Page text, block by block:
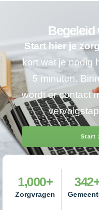
Begeleid
Start hier je
kort wat je nodig
5 minuten.
wordt er contact
Start
Zorgvragen
1,000+ 342